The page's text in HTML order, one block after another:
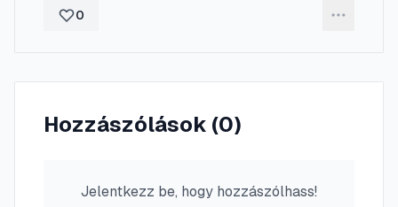
0
Hozzászólások (0)
Jelentkezz be, hogy hozzászólhass!